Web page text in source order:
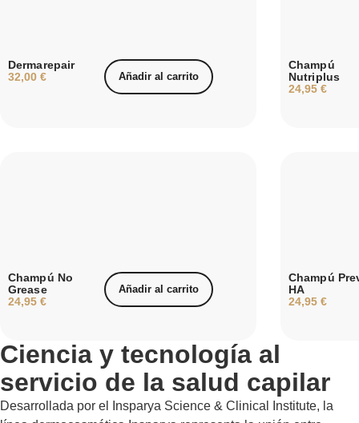
Dermarepair
32,00 € Añadir al carrito
Champú
Nutriplus
24,95 €
Champú No
Grease
24,95 €
Añadir al carrito
Champú
HA
24,95 €
Ciencia y tecnología al
servicio de la salud capilar
Desarrollada por el Insparya Science & Clinical Institute, la